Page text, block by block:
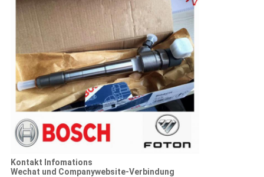
Kontakt Infomations
Wechat und Companywebsite-Verbindung